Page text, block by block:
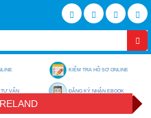
KIỂM TRA HỒ SƠ ONLINE
VẤN ĐĂNG KÝ NHẬN EBOOK